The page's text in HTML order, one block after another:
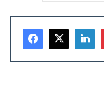
ouverture f/1,9 et
garantit des
autre nouveauté à